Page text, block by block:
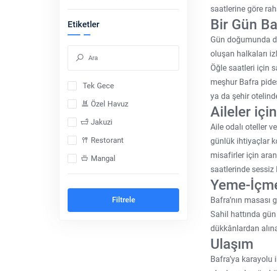
Sadece Araç
Tam Pansiyon
Tam Pansiyon Plus
Etiketler
Tek Gece
Özel Havuz
Jakuzi
Restorant
Mangal
Dağ Konsepti
Şömineli
Balayı Konsepti
Filtrele
saatlerine göre
Bir Gün
Gün doğumunda
oluşan halkaları
Öğle saatleri için
meşhur Bafra
ya da şehir
Aileler için
Aile odalı oteller
günlük ihtiyaçlar
misafirler için
saatlerinde sessiz
Yeme-
Bafra’nın
Sahil hattında
dükkânlardan
Ulaşım
Bafra’ya karayolu